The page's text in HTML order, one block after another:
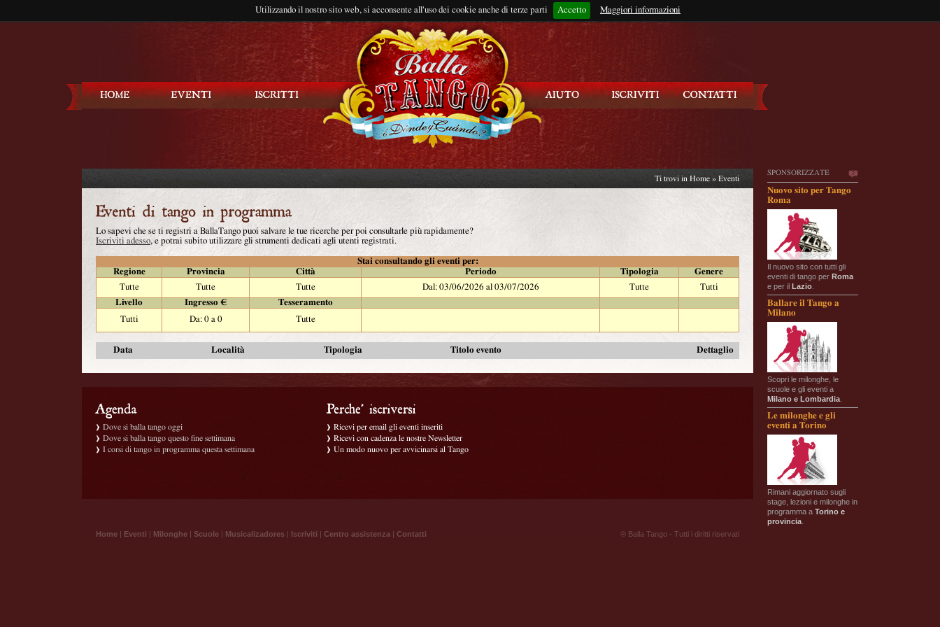
Utilizzando il nostro sito web, si acconsente all'uso dei cookie anche di terze parti Accetto Maggiori informazioni
Rimani connesso?
SPONSORIZZATE
Nuovo sito per Tango
Roma
Il nuovo sito con tutti gli
eventi di tango per Roma
e per il Lazio
Ballare il Tango a
Milano
Scopri le milonghe, le
scuole e gli eventi a
Milano e Lombardia
Le milonghe e gli
eventi a Torino
Rimani aggiornato sugli
stage, lezioni e milonghe in
programma a Torino e
provincia
Ti trovi in Home » Eventi
Lo sapevi che se ti registri a BallaTango puoi salvare le tue ricerche per poi consultarle più rapidamente?
Iscriviti adesso, e potrai subito utilizzare gli strumenti dedicati agli utenti registrati.
Stai consultando gli eventi per:
Regione
Provincia Città Periodo Tipologia
Genere
Tutte
Tutte Tutte Dal: 03/06/2026 al 03/07/2026 Tutte
Tutti
Livello
Ingresso €
Tesseramento
Tutti
Da: 0 a 0 Tutte
Data Località Tipologia Titolo evento Dettaglio
Dove si balla tango oggi
Dove si balla tango questo fine settimana
I corsi di tango in programma questa settimana
Ricevi per email gli eventi inseriti
Ricevi con cadenza le nostre Newsletter
Un modo nuovo per avvicinarsi al Tango
Home | Eventi | Milonghe | Scuole | Musicalizadores | Iscriviti | Centro assistenza | Contatti ® Balla Tango - Tutti i diritti riservati